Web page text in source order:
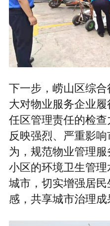
下一步，崂山区综
大对物业服务企业
任区管理责任的检
反映强烈、严重影
为，规范物业管理
小区的环境卫生管
城市，切实增强居
感，共享城市治理成